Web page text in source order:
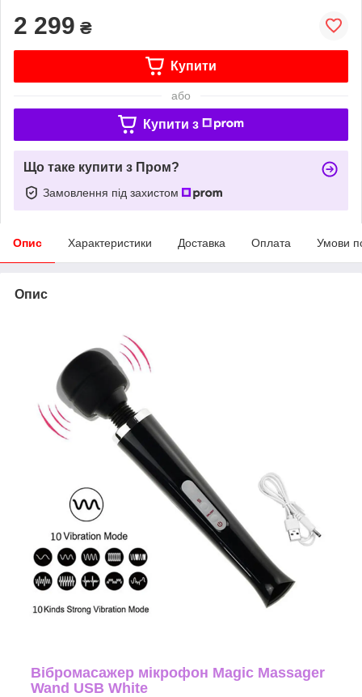
2 299 ₴
Купити
або
Купити з
Що таке купити з Пром?
Замовлення під захистом
Опис Характеристики Доставка Оплата Умови
Опис
Вібромасажер мікрофон Magic Massager
Wand USB White